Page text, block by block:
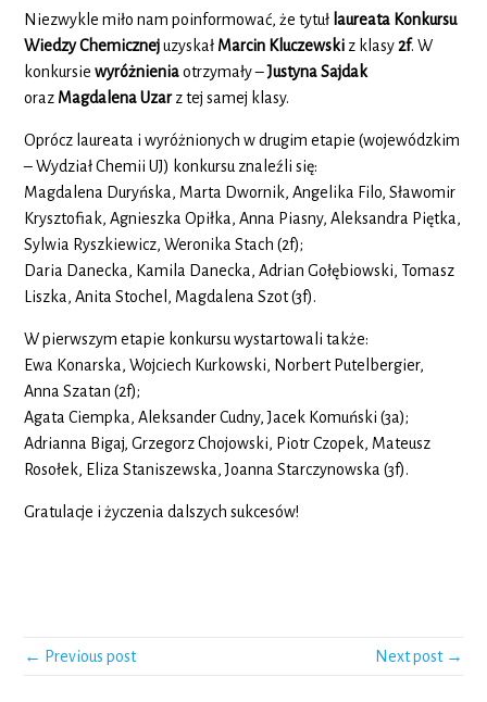
Niezwykle miło nam poinformować, że tytuł laureata Konkursu
Wiedzy Chemicznejuzyskał Marcin Kluczewski z klasy 2f. W
konkursiewyróżnieniaotrzymały –Justyna Sajdak
oraz Magdalena Uzarz tej samej klasy.
Oprócz laureata i wyróżnionych w drugim etapie (wojewódzkim
– Wydział Chemii UJ) konkursu znaleźli się:
Magdalena Duryńska, Marta Dwornik, Angelika Filo, Sławomir
Krysztofiak, Agnieszka Opiłka, Anna Piasny, Aleksandra Piętka,
Sylwia Ryszkiewicz, Weronika Stach (2f);
Daria Danecka, Kamila Danecka, Adrian Gołębiowski, Tomasz
Liszka, Anita Stochel, Magdalena Szot (3f).
W pierwszym etapie konkursu wystartowali także:
Ewa Konarska, Wojciech Kurkowski, Norbert Putelbergier,
Anna Szatan (2f);
Agata Ciempka, Aleksander Cudny, Jacek Komuński (3a);
Adrianna Bigaj, Grzegorz Chojowski, Piotr Czopek, Mateusz
Rosołek, Eliza Staniszewska, Joanna Starczynowska (3f).
Gratulacje i życzenia dalszych sukcesów!
← Previous post Next post →